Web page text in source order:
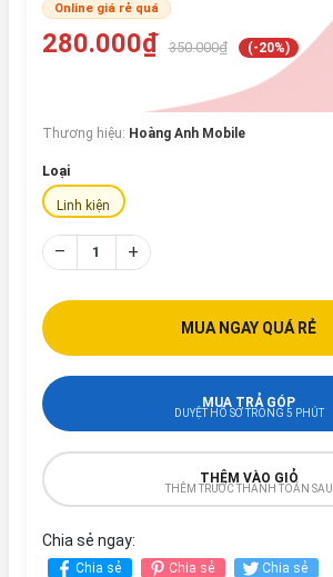
Online giá rẻ quá
280.000₫ 350.000₫ (-20%)
Thương hiệu: Hoàng Anh Mobile
Loại
Linh kiện
– +
MUA NGAY QUÁ RẺ
MUA TRẢ GÓP
DUYỆT HỒ SƠ TRONG 5 PHÚT
THÊM VÀO GIỎ
THÊM TRƯỚC THANH TOÁN SAU
Chia sẻ ngay:
Chia sẻ Chia sẻ Chia sẻ